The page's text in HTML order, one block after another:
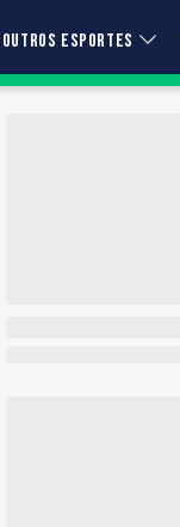
OUTROS ESPORTES